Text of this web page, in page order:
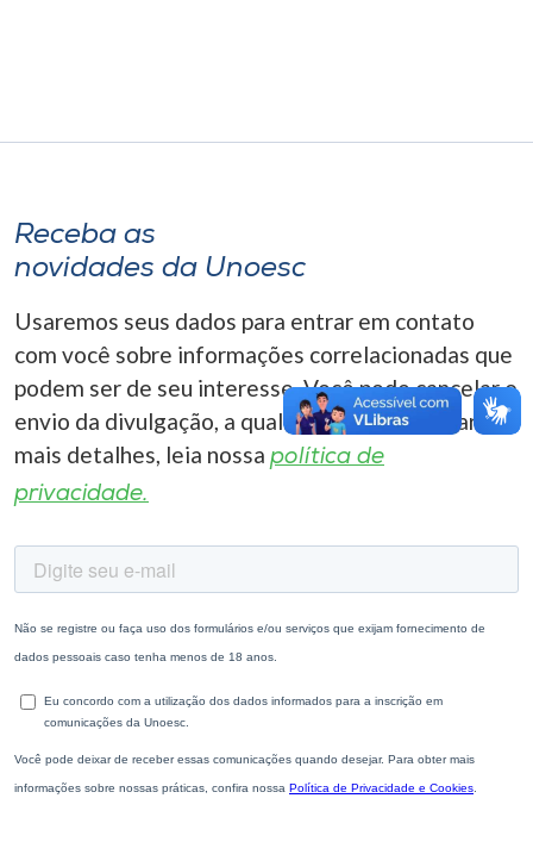
o idioma
A-
Receba as
novidades da Unoesc
Usaremos seus dados para entrar em contato
com você sobre informações correlacionadas que
podem ser de seu interesse. Você pode cancelar o
envio da divulgação, a qualquer momento. Para
mais detalhes, leia nossa política de
privacidade.